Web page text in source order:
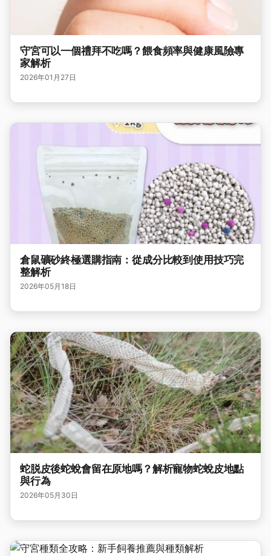
守宮可以一個禮拜不吃嗎？餵食頻率與健康風險專
家解析
2026年01月27日
倉鼠礦砂終極選購指南：從成分比較到使用技巧完
整解析
2026年05月18日
蛇脱皮後蛇蛻會留在原地嗎？解析寵物蛇蛻皮地點
與行為
2026年05月30日